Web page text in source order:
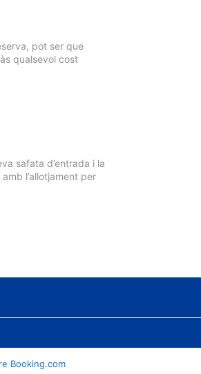
pot ser que
qualsevol cost
safata d’entrada i la
l’allotjament per
Booking.com